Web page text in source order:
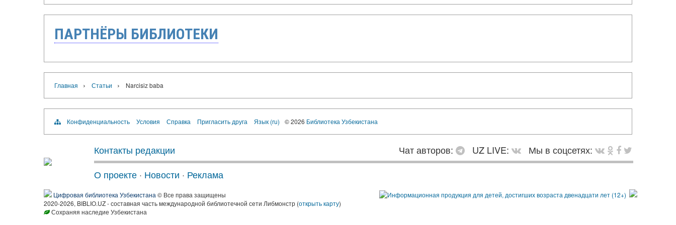
ПАРТНЁРЫ БИБЛИОТЕКИ
Главная › Статьи › Narcisiz baba
Конфиденциальность Условия Справка Пригласить друга Язык (ru) © 2026 Библиотека Узбекистана
Контакты редакции Чат авторов: UZ LIVE:
Мы в соцсетях:
О проекте · Новости · Реклама
Цифровая библиотека Узбекистана © Все права защищены
2020-2026, BIBLIO.UZ - составная часть международной библиотечной сети Либмонстр (открыть карту)
Сохраняя наследие Узбекистана